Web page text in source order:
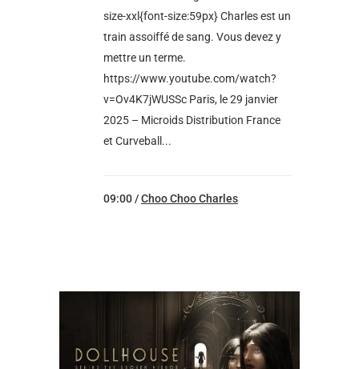
size-xxl{font-size:59px} Charles est un
train assoiffé de sang. Vous devez y
mettre un terme.
https://www.youtube.com/watch?
v=Ov4K7jWUSSc Paris, le 29 janvier
2025 – Microids Distribution France
et Curveball...
09:00 /Choo Choo Charles